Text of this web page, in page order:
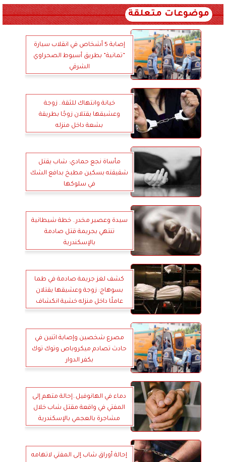
موضوعات متعلقة
إصابة 5 أشخاص في انقلاب سيارة
”تمانية” بطريق أسيوط الصحراوي
الشرقي
خيانة وانتهاك للثقة.. زوجة
وعشيقها يقتلان زوجًا بطريقة
بشعة داخل منزله
مأساة نجع حمادي: شاب يقتل
شقيقته بسكين مطبخ بدافع الشك
في سلوكها
سيدة وعصير مخدر.. خطة شيطانية
تنتهي بجريمة قتل صادمة
بالإسكندرية
كشف لغز جريمة صادمة في طما
بسوهاج: زوجة وعشيقها يقتلان
عاملًا داخل منزله خشية انكشاف
مصرع شخصين وإصابة اثنين في
حادث تصادم ميكروباص وتوك توك
بكفر الدوار
دماء في الهانوفيل..إحالة متهم إلى
المفتي في واقعة مقتل شاب خلال
مشاجرة بالعجمي بالإسكندرية
إحالة أوراق شاب إلى المفتي لاتهامه